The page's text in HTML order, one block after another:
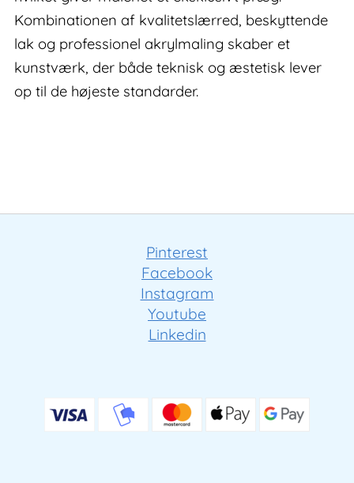
Kombinationen af kvalitetslærred, beskyttende
lak og professionel akrylmaling skaber et
kunstværk, der både teknisk og æstetisk lever
op til de højeste standarder.
Pinterest
Facebook
Instagram
Youtube
Linkedin